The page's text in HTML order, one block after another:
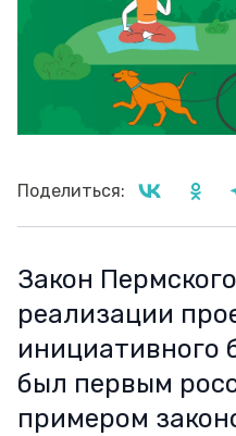
Поделиться:
Закон
реализации
инициативного
был первым
примером